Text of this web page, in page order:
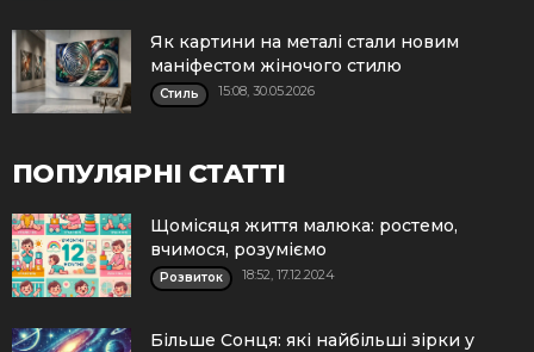
Як картини на металі стали новим
маніфестом жіночого стилю
Стиль 15:08, 30.05.2026
ПОПУЛЯРНІ СТАТТІ
Щомісяця життя малюка: ростемо,
вчимося, розуміємо
Розвиток 18:52, 17.12.2024
Більше Сонця: які найбільші зірки у